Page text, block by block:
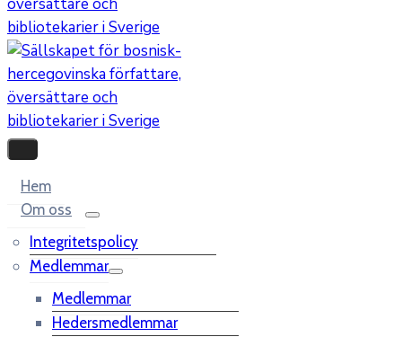
Hem
Om oss
Integritetspolicy
Medlemmar
Medlemmar
Hedersmedlemmar